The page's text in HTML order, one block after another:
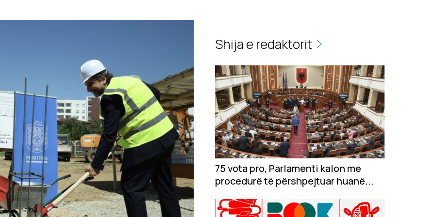
Shija e redaktorit
75 vota pro, Parlamenti kalon me
procedurë të përshpejtuar huanë...